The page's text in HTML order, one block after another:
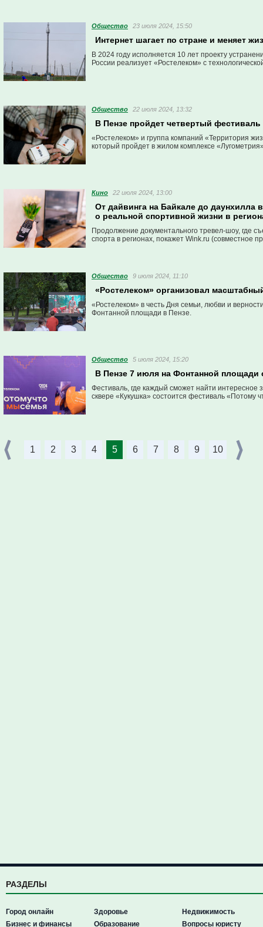
Общество 23 июля 2024, 15:50
Интернет шагает по стране и меняет
В 2024 году исполняется 10 лет проекту
России реализует «Ростелеком» с
Общество 22 июля 2024, 13:32
В Пензе пройдет четвертый
«Ростелеком» и группа компаний «Территория
который пройдет в жилом комплексе
Кино 22 июля 2024, 13:00
От дайвинга на Байкале до
о реальной спортивной жизни в
Продолжение документального тревел-шоу, где
спорта в регионах, покажет Wink.ru (совместное
Общество 9 июля 2024, 11:10
«Ростелеком» организовал
«Ростелеком» в честь Дня семьи, любви и
Фонтанной площади в Пензе.
Общество 5 июля 2024, 15:20
В Пензе 7 июля на Фонтанной
Фестиваль, где каждый сможет найти
сквере «Кукушка» состоится фестиваль «Потому
1 2 3 4 5 6 7 8 9 10
РАЗДЕЛЫ
Город онлайн
Бизнес и финансы
Здоровье
Образование
Недвижимость
Вопросы юристу